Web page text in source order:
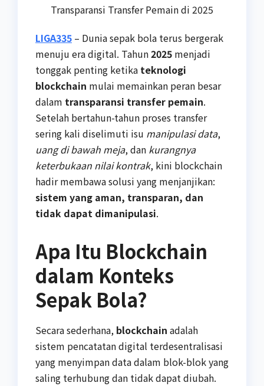
Transparansi Transfer Pemain di 2025
LIGA335 – Dunia sepak bola terus bergerak
menuju era digital. Tahun2025 menjadi
tonggak penting ketika teknologi
blockchain mulai memainkan peran besar
dalam transparansi transfer pemain.
Setelah bertahun-tahun proses transfer
sering kali diselimuti isu manipulasi data,
uang di bawah meja, dan kurangnya
keterbukaan nilai kontrak, kini blockchain
hadir membawa solusi yang menjanjikan:
sistem yang aman, transparan, dan
tidak dapat dimanipulasi.
Apa Itu Blockchain
dalam Konteks
Sepak Bola?
Secara sederhana, blockchain adalah
sistem pencatatan digital terdesentralisasi
yang menyimpan data dalam blok-blok yang
saling terhubung dan tidak dapat diubah.